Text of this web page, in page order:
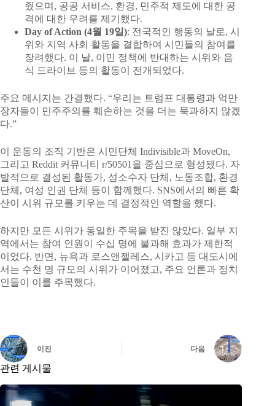
줬으며, 공공 서비스, 환경, 민주적 제도에 대한 공
격에 대한 우려를 제기했다.
Day of Action (4월 19일): 전국적인 행동의 날로, 시
위와 지역 사회 활동을 결합하여 시민들의 참여를
장려했다. 이 날, 이민 정책에 반대하는 시위와 음
식 드라이브 등의 활동이 전개되었다.
주요 메시지는 간결했다. “우리는 트럼프 대통령과 억만
장자들이 민주주의를 훼손하는 것을 더는 묵과하지 않겠
다.”
이 운동의 조직 기반은 시민단체 Indivisible과 MoveOn,
그리고 Reddit 커뮤니티 r/50501을 중심으로 형성됐다. 자
발적으로 결성된 활동가, 성소수자 단체, 노동조합, 환경
단체, 여성 인권 단체 등이 함께했다. SNS에서의 빠른 확
산이 시위 규모를 키우는 데 결정적인 역할을 했다.
하지만 모든 시위가 동일한 주목을 받진 않았다. 일부 지
역에서는 참여 인원이 수십 명에 불과해 효과가 제한적
이었다. 반면, 뉴욕과 로스앤젤레스, 시카고 등 대도시에
서는 수천 명 규모의 시위가 이어졌고, 주요 언론과 정치
인들이 이를 주목했다.
이전 다음
관련 게시물